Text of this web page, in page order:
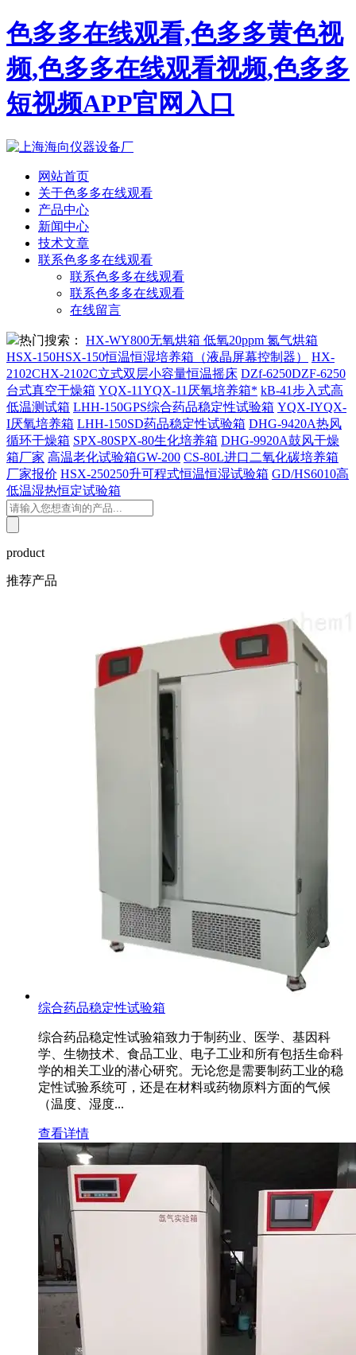
色多多在线观看,色多多黄色视
频,色多多在线观看视频,色多多
短视频APP官网入口
网站首页
关于色多多在线观看
产品中心
新闻中心
技术文章
联系色多多在线观看
联系色多多在线观看
联系色多多在线观看
在线留言
热门搜索：
HX-WY800无氧烘箱 低氧20ppm 氮气烘箱
HSX-150HSX-150恒温恒湿培养箱（液晶屏幕控制器）
HX-
2102CHX-2102C立式双层小容量恒温摇床 DZf-6250DZF-6250
台式真空干燥箱 YQX-11YQX-11厌氧培养箱* kB-41步入式高
低温测试箱 LHH-150GPS综合药品稳定性试验箱 YQX-IYQX-
I厌氧培养箱 LHH-150SD药品稳定性试验箱 DHG-9420A热风
循环干燥箱 SPX-80SPX-80生化培养箱 DHG-9920A鼓风干燥
箱厂家 高温老化试验箱GW-200 CS-80L进口二氧化碳培养箱
厂家报价 HSX-250250升可程式恒温恒湿试验箱 GD/HS6010高
低温湿热恒定试验箱
product
推荐产品
综合药品稳定性试验箱
综合药品稳定性试验箱致力于制药业、医学、基因科
学、生物技术、食品工业、电子工业和所有包括生命科
学的相关工业的潜心研究。无论您是需要制药工业的稳
定性试验系统可，还是在材料或药物原料方面的气候
（温度、湿度...
查看详情